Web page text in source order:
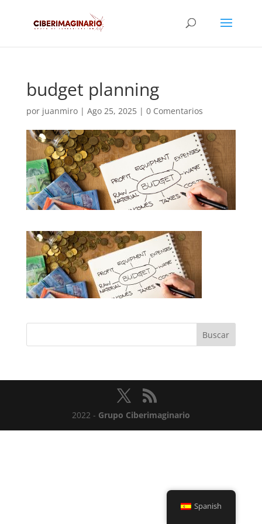
budget planning
por juanmiro| Ago 25, 2025| 0 Comentarios
2022 - Grupo Ciberimaginario
Spanish